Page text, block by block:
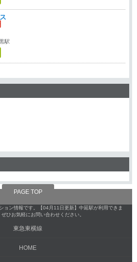
駅
PAGE TOP
ョン情報です。【04月11日更新】中延駅が利用できま
ひお気軽にお問い合わせください。
東急東横線
HOME